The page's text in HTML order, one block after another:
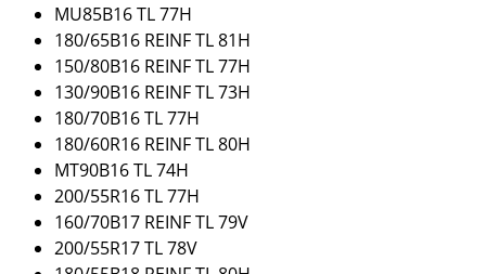
MU85B16 TL 77H
180/65B16 REINF TL 81H
150/80B16 REINF TL 77H
130/90B16 REINF TL 73H
180/70B16 TL 77H
180/60R16 REINF TL 80H
MT90B16 TL 74H
200/55R16 TL 77H
160/70B17 REINF TL 79V
200/55R17 TL 78V